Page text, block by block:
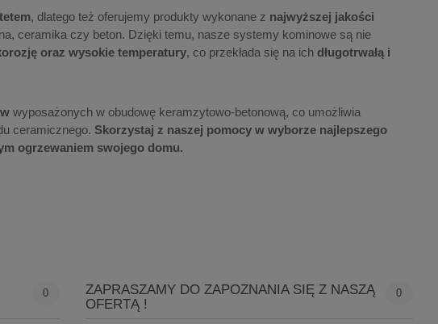
, dlatego też oferujemy produkty wykonane z najwyższej jakości
ceramika czy beton. Dzięki temu, nasze systemy kominowe są nie
oraz wysokie temperatury, co przekłada się na ich długotrwałą i
wyposażonych w obudowę keramzytowo-betonową, co umożliwia
ceramicznego. Skorzystaj z naszej pomocy w wyborze najlepszego
ogrzewaniem swojego domu.
0
ZAPRASZAMY DO ZAPOZNANIA SIĘ Z NASZĄ
OFERTĄ !
0